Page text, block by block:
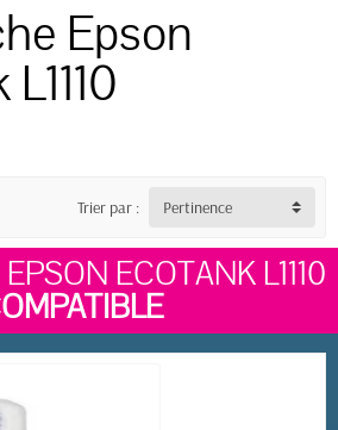
Epson
Trier par : Pertinence
ECOTANK L1110